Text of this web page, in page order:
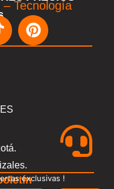
Tecnología
exclusivas !